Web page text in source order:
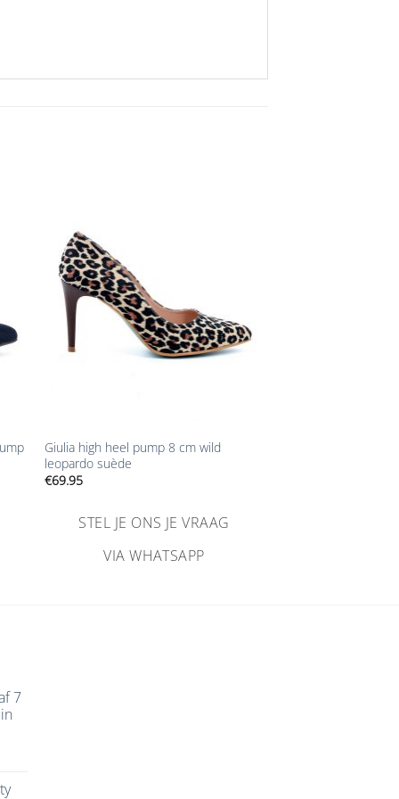
Giulia high heel pump 8 cm wild
leopardo suède
€69.95
STEL JE ONS JE VRAAG
VIA WHATSAPP
7